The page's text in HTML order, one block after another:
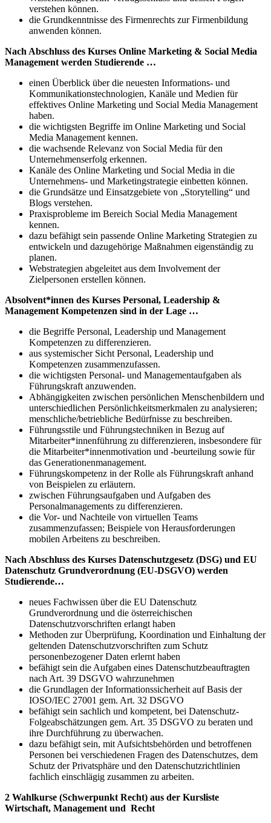
verstehen können.
die Grundkenntnisse des Firmenrechts zur Firmenbildung
anwenden können.
Nach Abschluss des Kurses Online Marketing & Social Media
Management werden Studierende …
einen Überblick über die neuesten Informations- und
Kommunikationstechnologien, Kanäle und Medien für
effektives Online Marketing und Social Media Management
haben.
die wichtigsten Begriffe im Online Marketing und Social
Media Management kennen.
die wachsende Relevanz von Social Media für den
Unternehmenserfolg erkennen.
Kanäle des Online Marketing und Social Media in die
Unternehmens- und Marketingstrategie einbetten können.
die Grundsätze und Einsatzgebiete von „Storytelling“ und
Blogs verstehen.
Praxisprobleme im Bereich Social Media Management
kennen.
dazu befähigt sein passende Online Marketing Strategien zu
entwickeln und dazugehörige Maßnahmen eigenständig zu
planen.
Webstrategien abgeleitet aus dem Involvement der
Zielpersonen erstellen können.
Absolvent*innen des Kurses Personal, Leadership &
Management Kompetenzen sind in der Lage …
die Begriffe Personal, Leadership und Management
Kompetenzen zu differenzieren.
aus systemischer Sicht Personal, Leadership und
Kompetenzen zusammenzufassen.
die wichtigsten Personal- und Managementaufgaben als
Führungskraft anzuwenden.
Abhängigkeiten zwischen persönlichen Menschenbildern und
unterschiedlichen Persönlichkeitsmerkmalen zu analysieren;
menschliche/betriebliche Bedürfnisse zu beschreiben.
Führungsstile und Führungstechniken in Bezug auf
Mitarbeiter*innenführung zu differenzieren, insbesondere für
die Mitarbeiter*innenmotivation und -beurteilung sowie für
das Generationenmanagement.
Führungskompetenz in der Rolle als Führungskraft anhand
von Beispielen zu erläutern.
zwischen Führungsaufgaben und Aufgaben des
Personalmanagements zu differenzieren.
die Vor- und Nachteile von virtuellen Teams
zusammenzufassen; Beispiele von Herausforderungen
mobilen Arbeitens zu beschreiben.
Nach Abschluss des Kurses Datenschutzgesetz (DSG) und EU
Datenschutz Grundverordnung (EU-DSGVO) werden
Studierende…
neues Fachwissen über die EU Datenschutz
Grundverordnung und die österreichischen
Datenschutzvorschriften erlangt haben
Methoden zur Überprüfung, Koordination und Einhaltung der
geltenden Datenschutzvorschriften zum Schutz
personenbezogener Daten erlernt haben
befähigt sein die Aufgaben eines Datenschutzbeauftragten
nach Art. 39 DSGVO wahrzunehmen
die Grundlagen der Informationssicherheit auf Basis der
IOSO/IEC 27001 gem. Art. 32 DSGVO
befähigt sein sachlich und kompetent, bei Datenschutz-
Folgeabschätzungen gem. Art. 35 DSGVO zu beraten und
ihre Durchführung zu überwachen.
dazu befähigt sein, mit Aufsichtsbehörden und betroffenen
Personen bei verschiedenen Fragen des Datenschutzes, dem
Schutz der Privatsphäre und den Datenschutzrichtlinien
fachlich einschlägig zusammen zu arbeiten.
2 Wahlkurse (Schwerpunkt Recht) aus der Kursliste
Wirtschaft, Management und Recht